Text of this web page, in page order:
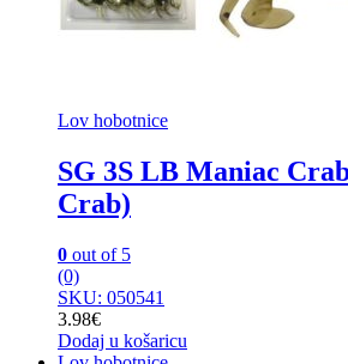
Lov hobotnice
SG 3S LB Maniac
Crab)
0 out of 5
(0)
SKU: 050541
3.98€
Dodaj u košaricu